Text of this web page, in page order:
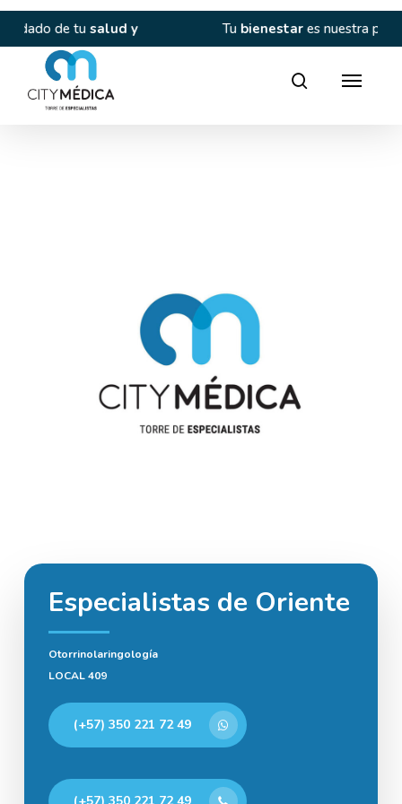
Skip
main
content
salud y bienestares nuestra prioridad.
search
Especialistas de Oriente
Otorrinolaringología
LOCAL 409
(+57) 350 221 72 49